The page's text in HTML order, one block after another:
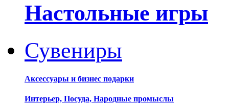
Настольные игры
Сувениры
Аксессуары и бизнес подарки
Интерьер, Посуда, Народные промыслы